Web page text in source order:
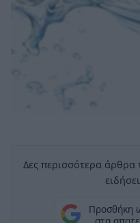
Δες περισσότερα
Προσθήκη